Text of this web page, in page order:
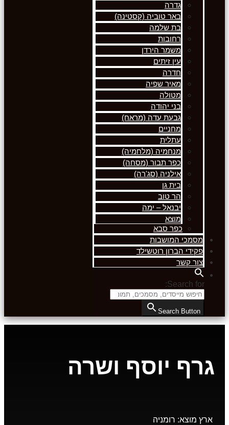
גדרה
באר טוביה (קסטינה)
בת שלמה
רחובות
משמר הירדן
עין זיתים
חדרה
מאיר שפיה
מטולה
בני יהודה
גבעת עדה (מראח)
מחניים
עתלית
מנחמיה (מלחמיה)
כפר תבור (מסחה)
אילניה (סג'רה)
בית גן
הר טוב
יבנאל – ימה
מוצא
כפר סבא
מסמכי המושבות
פקידי הברון רוטשילד
צור קשר
Search for:
Search Button
גרף יוסף ושרה
ארץ מוצא: רומניה